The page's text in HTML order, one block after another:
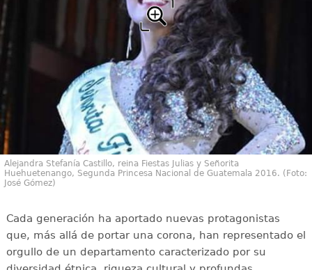
Alejandra Stefanía Castillo, reina Fiestas Julias y Señorita
Huehuetenango, Segunda Princesa Nacional de Guatemala 2016. (Foto:
José Gómez)
Cada generación ha aportado nuevas protagonistas
que, más allá de portar una corona, han representado el
orgullo de un departamento caracterizado por su